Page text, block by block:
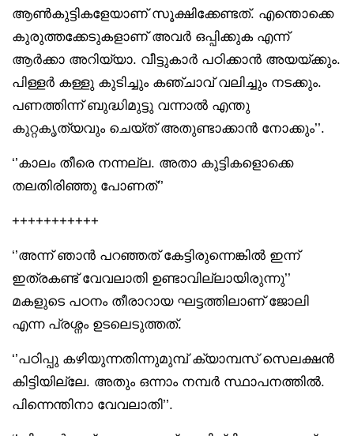
ആൺകുട്ടികളേയാണ് സൂക്ഷിക്കേണ്ടത്. എന്തൊക്കെ
കുരുത്തക്കേടുകളാണ് അവർ ഒപ്പിക്കുക എന്ന്
ആർക്കാ അറിയ്യാ. വീട്ടുകാർ പഠിക്കാൻ അയയ്ക്കും.
പിള്ളർ കള്ളു കുടിച്ചും കഞ്ചാവ് വലിച്ചും നടക്കും.
പണത്തിന്ന് ബുദ്ധിമുട്ടു വന്നാൽ എന്തു
കുറ്റകൃത്യവും ചെയ്ത് അതുണ്ടാക്കാൻ നോക്കും’’.
‘’കാലം തീരെ നന്നല്ല. അതാ കുട്ടികളൊക്കെ
തലതിരിഞ്ഞു പോണത്’’
+++++++++++
‘’അന്ന് ഞാൻ പറഞ്ഞത് കേട്ടിരുന്നെങ്കിൽ ഇന്ന്
ഇത്രകണ്ട് വേവലാതി ഉണ്ടാവില്ലായിരുന്നു’’
മകളുടെ പഠനം തീരാറായ ഘട്ടത്തിലാണ് ജോലി
എന്ന പ്രശ്നം ഉടലെടുത്തത്.
‘’പഠിപ്പു കഴിയുന്നതിന്നുമുമ്പ് ക്യാമ്പസ് സെലക്ഷൻ
കിട്ടിയില്ലേ. അതും ഒന്നാം നമ്പർ സ്ഥാപനത്തിൽ.
പിന്നെന്തിനാ വേവലാതി’’.